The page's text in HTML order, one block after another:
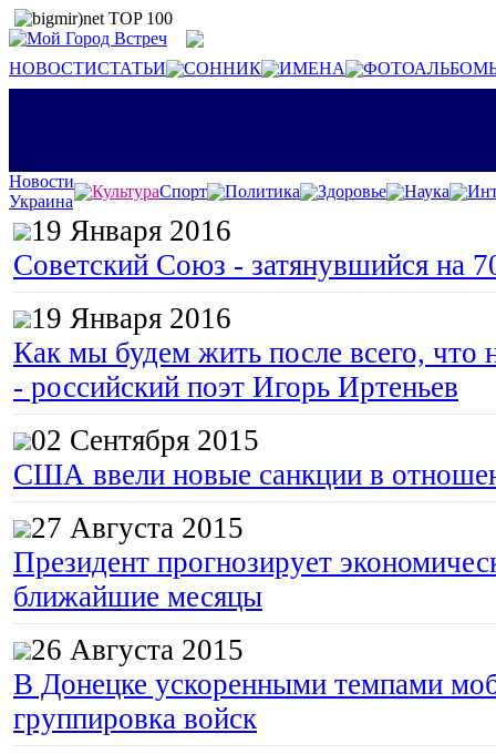
НОВОСТИСТАТЬИ СОННИК ИМЕНА
Новости
Украина
КультураСпорт Политика Здоровье Наука
19 Января 2016
Советский Союз - затянувшийся на
19 Января 2016
Как мы будем жить после всего, что
- российский поэт Игорь Иртеньев
02 Сентября 2015
США ввели новые санкции в
27 Августа 2015
Президент прогнозирует
ближайшие месяцы
26 Августа 2015
В Донецке ускоренными темпами
группировка войск